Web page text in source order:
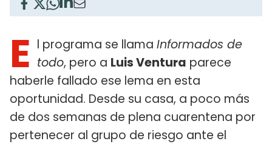
E l programa se llama Informados de
todo, pero a Luis Ventura parece
haberle fallado ese lema en esta
oportunidad. Desde su casa, a poco más
de dos semanas de plena cuarentena por
pertenecer al grupo de riesgo ante el